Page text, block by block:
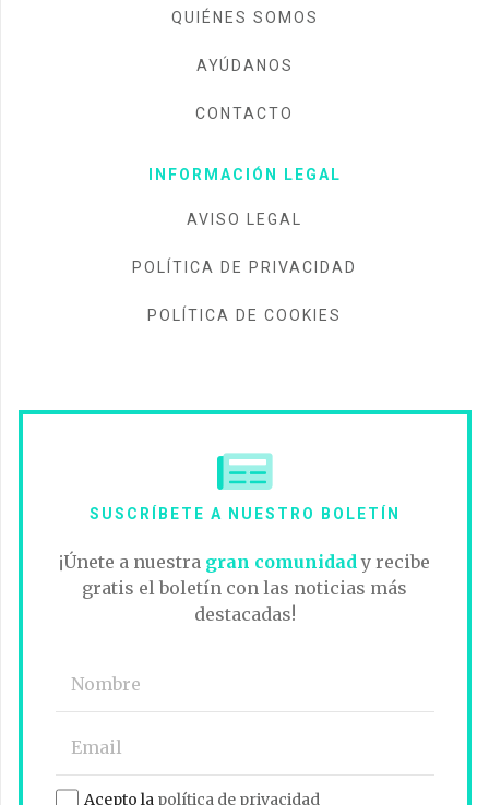
QUIÉNES SOMOS
AYÚDANOS
CONTACTO
INFORMACIÓN LEGAL
AVISO LEGAL
POLÍTICA DE PRIVACIDAD
POLÍTICA DE COOKIES
SUSCRÍBETE A NUESTRO BOLETÍN
¡Únete a nuestra gran comunidady recibe
gratis el boletín con las noticias más
destacadas!
Acepto la política de privacidad